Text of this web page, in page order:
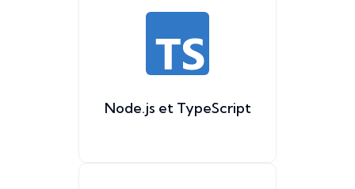
Node.js et TypeScript